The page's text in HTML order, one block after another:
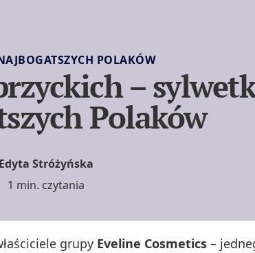
POLAKÓW
–
Polaków
Edyta Stróżyńska
1 min. czytania
grupy Eveline Cosmetics –